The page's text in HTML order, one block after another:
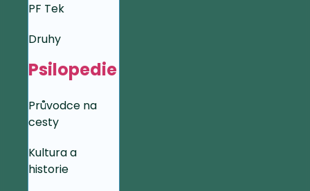
PF Tek
Druhy
Psilopedie
Průvodce na
cesty
Kultura a
historie